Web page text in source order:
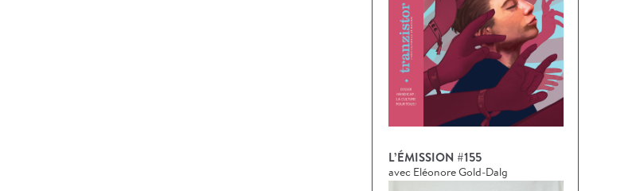
L’ÉMISSION #155
avec Eléonore Gold-Dalg